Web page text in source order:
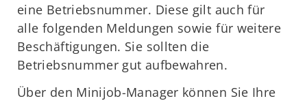
eine Betriebsnummer. Diese gilt auch für
alle folgenden Meldungen sowie für weitere
Beschäftigungen. Sie sollten die
Betriebsnummer gut aufbewahren.
Über den Minijob-Manager können Sie Ihre